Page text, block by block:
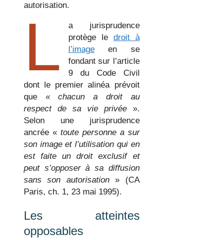
autorisation.
L
a jurisprudence
protège le droit à
l’imageen se
fondant sur l’article
9 du Code Civil
dont le premier alinéa prévoit
que « chacuna droit au
respect de sa vie privée».
Selon une jurisprudence
ancrée « toute personne a sur
son image et l’utilisation qui en
est faite un droit exclusif et
peut s’opposer à sa diffusion
sans son autorisation» (CA
Paris, ch. 1, 23 mai 1995).
Les atteintes
opposables